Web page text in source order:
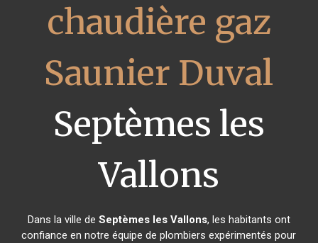
chaudière gaz
Saunier Duval
Septèmes les
Vallons
Dans la ville de Septèmes les Vallons, les habitants ont
confiance en notre équipe de plombiers expérimentés pour